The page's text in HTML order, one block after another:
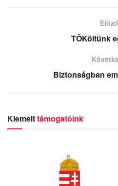
Előző
TÖKöltünk
Biztonságban
Kiemelttámogatóink